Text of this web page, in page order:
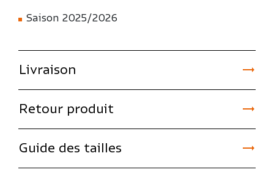
Saison 2025/2026
Livraison 
Retour produit 
Guide des tailles 